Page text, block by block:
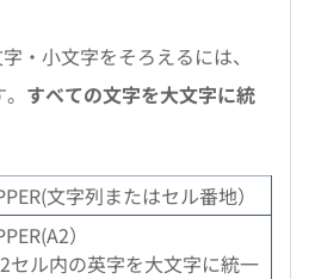
・小文字をそろえるには、
すべての文字を大文字に統
文字列またはセル番地）
）
セル内の英字を大文字に統一